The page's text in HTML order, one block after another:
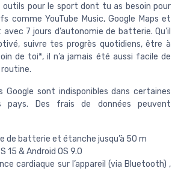
outils pour le sport dont tu as besoin pour
comme YouTube Music, Google Maps et
7 jours d’autonomie de batterie. Qu’il
suivre tes progrès quotidiens, être à
de toi*, il n’a jamais été aussi facile de
Google sont indisponibles dans certaines
pays. Des frais de données peuvent
de batterie et étanche jusqu’à 50 m
15 & Android OS 9.0
cardiaque sur l’appareil (via Bluetooth) ,